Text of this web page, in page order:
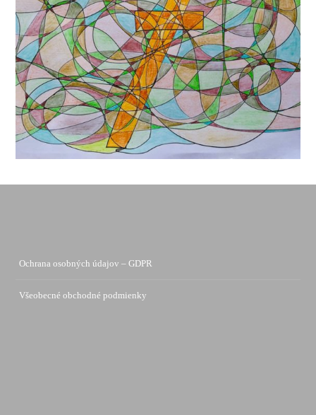
Ochrana osobných údajov – GDPR
Všeobecné obchodné podmienky